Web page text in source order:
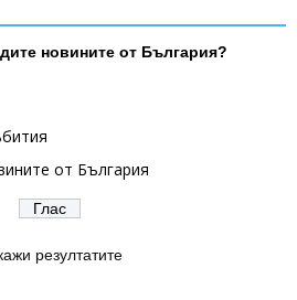
новините от България?
от България
резултатите